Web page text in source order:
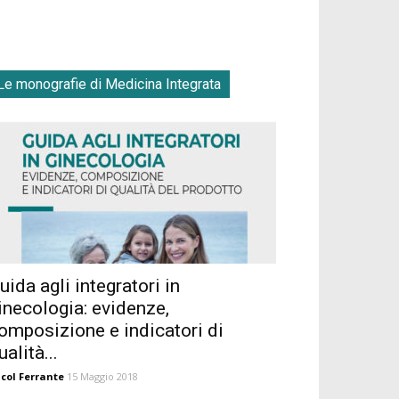
monografie di Medicina Integrata
agli integratori in
evidenze,
e indicatori di
Ferrante 15 Maggio 2018